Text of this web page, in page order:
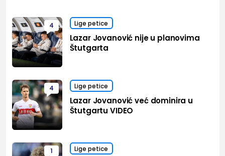
4 Lige petice
Lazar Jovanović nije u planovima
Štutgarta
4 Lige petice
Lazar Jovanović već dominira u
Štutgartu VIDEO
1 Lige petice